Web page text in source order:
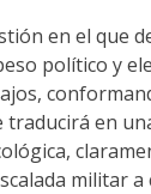
en el que
político y
en
militar a